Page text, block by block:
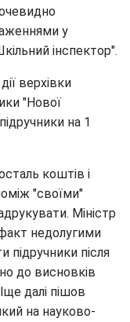
очевидно
у
інспектор".
верхівки
"Нової
на 1
коштів і
"своїми"
Міністр
недолугими
підручники після
до висновків
далі пішов
на науково-